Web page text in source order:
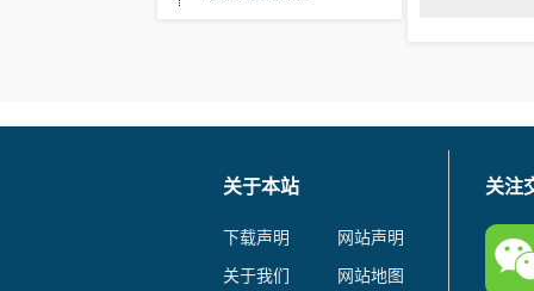
关于本站
下载声明
网站声明
关于我们
网站地图
关注